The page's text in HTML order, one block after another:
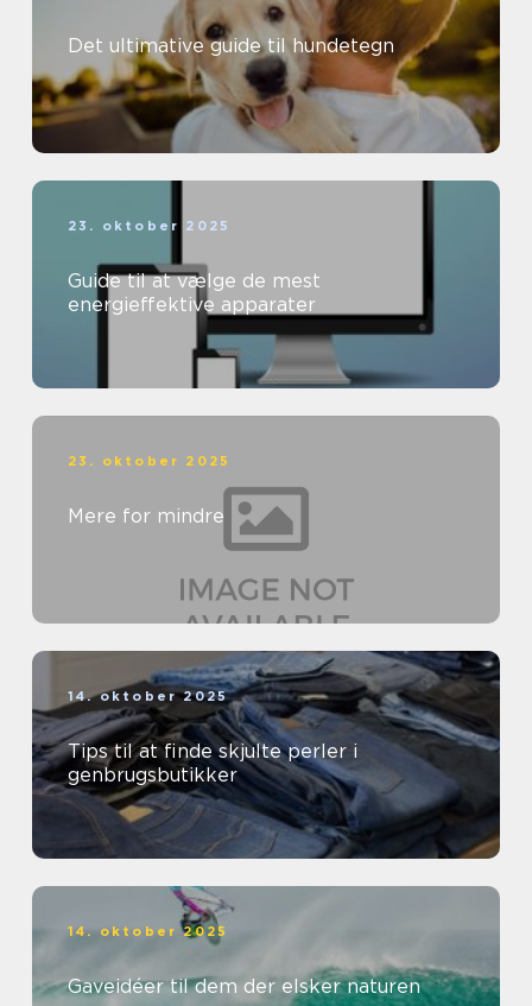
Det ultimative guide til hundetegn
23. oktober 2025
Guide til at vælge de mest
energieffektive apparater
23. oktober 2025
Mere for mindre
14. oktober 2025
Tips til at finde skjulte perler i
genbrugsbutikker
14. oktober 2025
Gaveidéer til dem der elsker naturen